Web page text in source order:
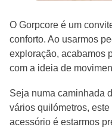
O Gorpcore é um
conforto. Ao usarmos
exploração, acabamos
com a ideia de
Seja numa caminhada
vários quilómetros,
acessório é estarmos